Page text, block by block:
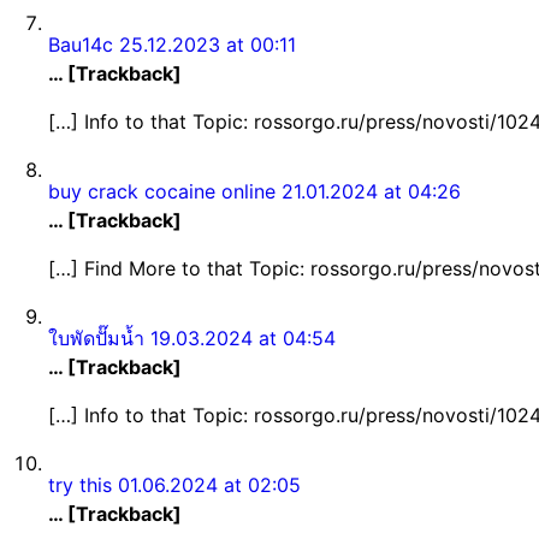
Bau14c 25.12.2023 at 00:11
… [Trackback]
[…] Info to that Topic: rossorgo.ru/press/novosti/
buy crack cocaine online 21.01.2024 at 04:26
… [Trackback]
[…] Find More to that Topic: rossorgo.ru/press/
ใบพัดปั๊มน้ำ 19.03.2024 at 04:54
… [Trackback]
[…] Info to that Topic: rossorgo.ru/press/novosti/
try this 01.06.2024 at 02:05
… [Trackback]